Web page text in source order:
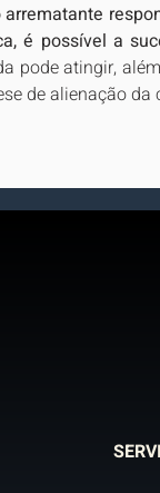
é possível a
pode atingir,
de alienação